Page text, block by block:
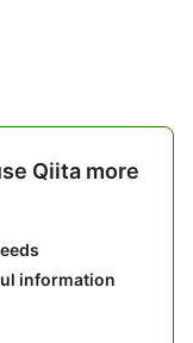
Qiita more
information